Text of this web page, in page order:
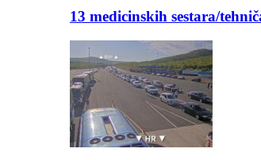
13 medicinskih sestara/